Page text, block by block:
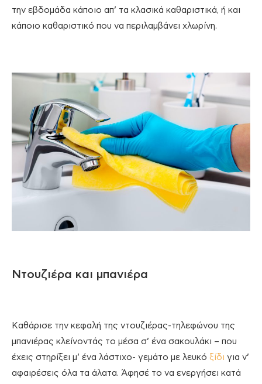
την εβδομάδα κάποιο απ’ τα κλασικά καθαριστικά, ή και
κάποιο καθαριστικό που να περιλαμβάνει χλωρίνη.
Ντουζιέρα και μπανιέρα
Καθάρισε την κεφαλή της ντουζιέρας-τηλεφώνου της
μπανιέρας κλείνοντάς το μέσα σ’ ένα σακουλάκι – που
έχεις στηρίξει μ’ ένα λάστιχο- γεμάτο με λευκό ξίδι για ν’
αφαιρέσεις όλα τα άλατα. Άφησέ το να ενεργήσει κατά